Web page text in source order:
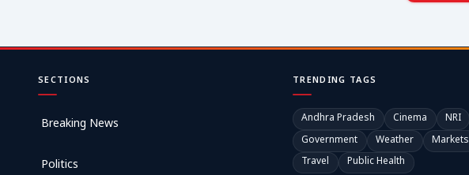
SECTIONS
Breaking News
Politics
TRENDING TAGS
Andhra Pradesh Cinema
NRI
Government
Weather
Markets
Travel
Public Health